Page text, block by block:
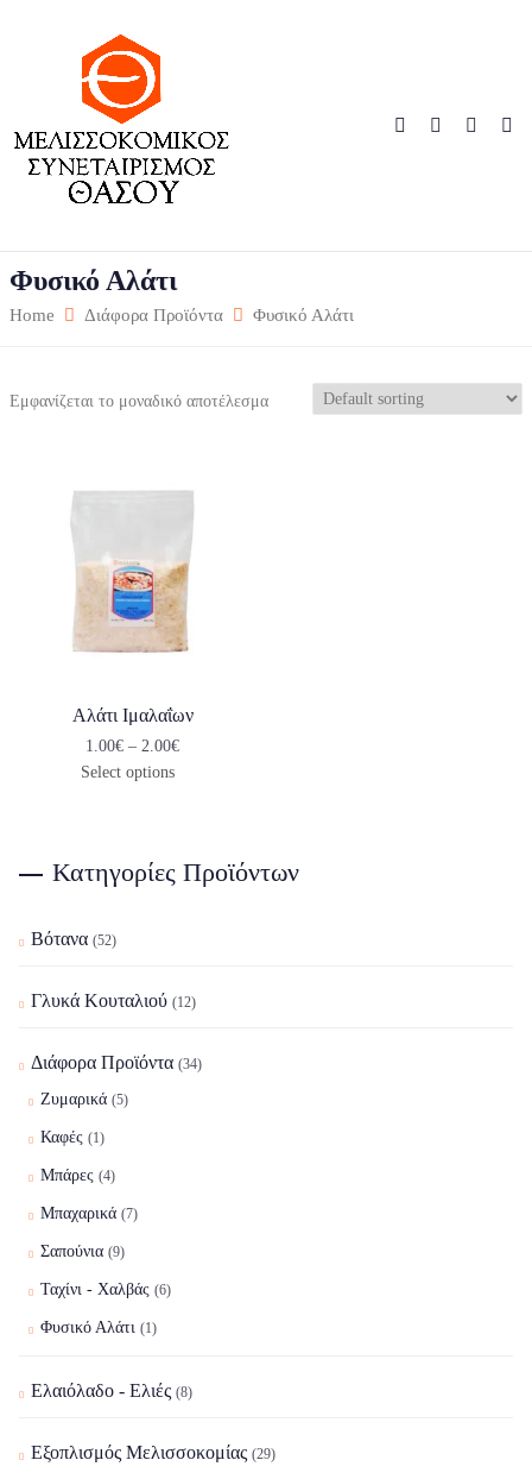
Φυσικό Αλάτι
Home Διάφορα Προϊόντα Φυσικό Αλάτι
Εμφανίζεται το μοναδικό αποτέλεσμα
Αλάτι Ιμαλαΐων
1.00€ –2.00€
Select options
Κατηγορίες Προϊόντων
Βότανα (52)
Γλυκά Κουταλιού (12)
Διάφορα Προϊόντα (34)
Ζυμαρικά (5)
Καφές (1)
Μπάρες (4)
Μπαχαρικά (7)
Σαπούνια (9)
Ταχίνι - Χαλβάς (6)
Φυσικό Αλάτι (1)
Ελαιόλαδο - Ελιές (8)
Εξοπλισμός Μελισσοκομίας (29)